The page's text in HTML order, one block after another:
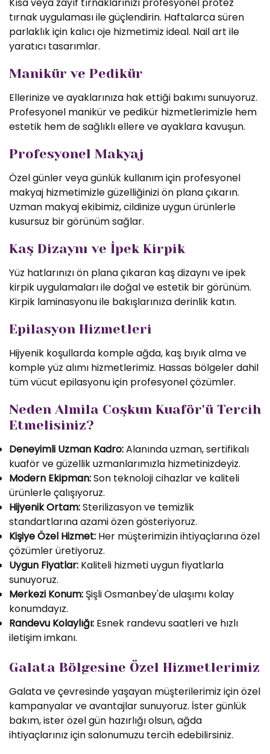
tırnak uygulaması ile güçlendirin. Haftalarca süren
parlaklık için kalıcı oje hizmetimiz ideal. Nail art ile
yaratıcı tasarımlar.
Manikür ve Pedikür
Ellerinize ve ayaklarınıza hak ettiği bakımı sunuyoruz.
Profesyonel manikür ve pedikür hizmetlerimizle hem
estetik hem de sağlıklı ellere ve ayaklara kavuşun.
Profesyonel Makyaj
Özel günler veya günlük kullanım için profesyonel
makyaj hizmetimizle güzelliğinizi ön plana çıkarın.
Uzman makyaj ekibimiz, cildinize uygun ürünlerle
kusursuz bir görünüm sağlar.
Kaş Dizaynı ve İpek Kirpik
Yüz hatlarınızı ön plana çıkaran kaş dizaynı ve ipek
kirpik uygulamaları ile doğal ve estetik bir görünüm.
Kirpik laminasyonu ile bakışlarınıza derinlik katın.
Epilasyon Hizmetleri
Hijyenik koşullarda komple ağda, kaş bıyık alma ve
komple yüz alımı hizmetlerimiz. Hassas bölgeler dahil
tüm vücut epilasyonu için profesyonel çözümler.
Neden Almila Coşkun Kuaför'ü Tercih
Etmelisiniz?
Deneyimli Uzman Kadro:Alanında uzman, sertifikalı
kuaför ve güzellik uzmanlarımızla hizmetinizdeyiz.
Modern Ekipman:Son teknoloji cihazlar ve kaliteli
ürünlerle çalışıyoruz.
Hijyenik Ortam:Sterilizasyon ve temizlik
standartlarına azami özen gösteriyoruz.
Kişiye Özel Hizmet: Her müşterimizin ihtiyaçlarına özel
çözümler üretiyoruz.
Uygun Fiyatlar: Kaliteli hizmeti uygun fiyatlarla
sunuyoruz.
Merkezi Konum: Şişli Osmanbey'de ulaşımı kolay
konumdayız.
Randevu Kolaylığı: Esnek randevu saatleri ve hızlı
iletişim imkanı.
Galata Bölgesine Özel Hizmetlerimiz
Galata ve çevresinde yaşayan müşterilerimiz için özel
kampanyalar ve avantajlar sunuyoruz. İster günlük
bakım, ister özel gün hazırlığı olsun, ağda
ihtiyaçlarınız için salonumuzu tercih edebilirsiniz.